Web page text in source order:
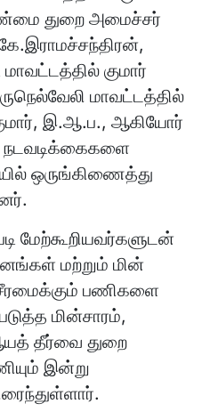
துறை அமைச்சர்
குமார்
மாவட்டத்தில்
இ.ஆ.ப., ஆகியோர்
நடவடிக்கைகளை
ஒருங்கிணைத்து
மேற்கூறியவர்களுடன்
மற்றும் மின்
பணிகளை
மின்சாரம்,
தீர்வை துறை
இன்று